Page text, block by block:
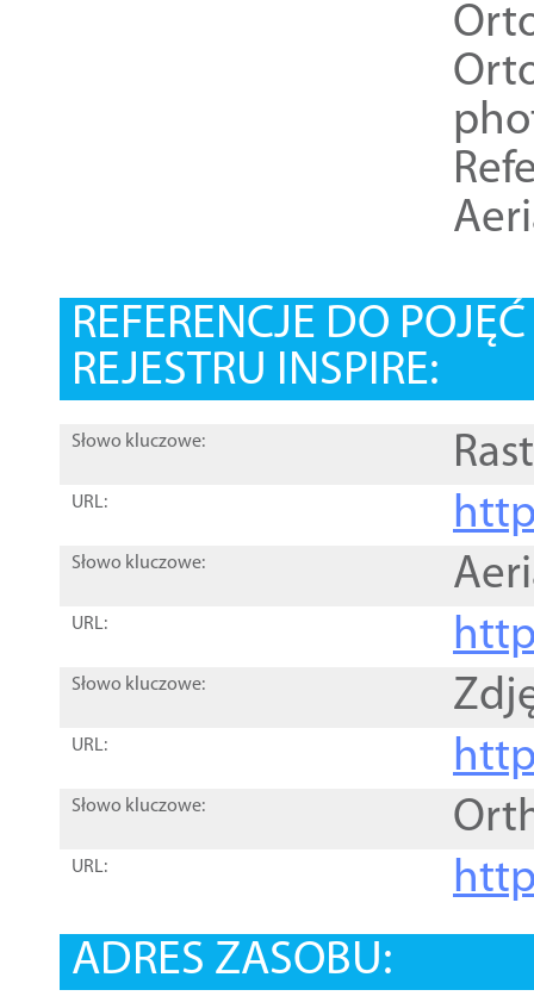
REFERENCJE DO
REJESTRU INSPIRE:
Słowo kluczowe:
URL:
Słowo kluczowe:
URL:
Słowo kluczowe:
URL:
Słowo kluczowe:
URL:
ADRES ZASOBU: